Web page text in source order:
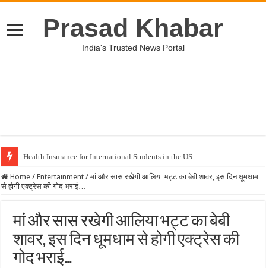
Prasad Khabar
India's Trusted News Portal
Health Insurance for International Students in the US
Home / Entertainment / मां और सास रखेगी आलिया भट्ट का बेबी शावर, इस दिन धूमधाम
से होगी एक्ट्रेस की गोद भराई…
मां और सास रखेगी आलिया भट्ट का बेबी
शावर, इस दिन धूमधाम से होगी एक्ट्रेस की
गोद भराई…